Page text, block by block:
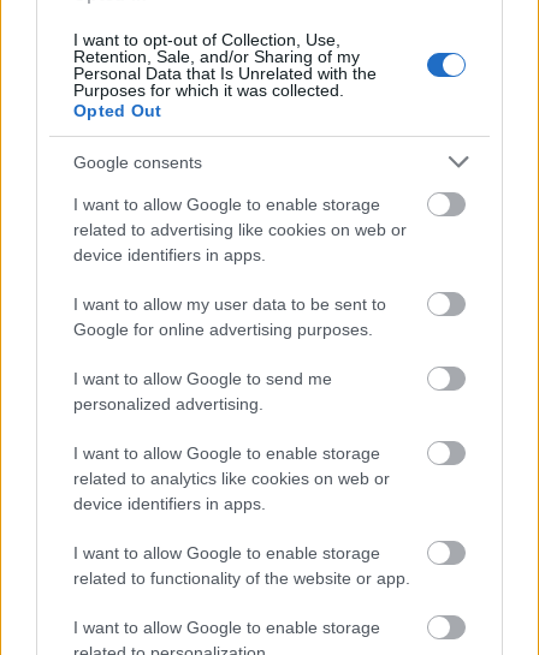
I want to opt-out of Collection, Use,
Retention, Sale, and/or Sharing of my
Personal Data that Is Unrelated with the
Purposes for which it was collected.
Opted Out
Google consents
I want to allow Google to enable storage
related to advertising like cookies on web or
device identifiers in apps.
I want to allow my user data to be sent to
Google for online advertising purposes.
I want to allow Google to send me
personalized advertising.
I want to allow Google to enable storage
related to analytics like cookies on web or
device identifiers in apps.
I want to allow Google to enable storage
related to functionality of the website or app.
I want to allow Google to enable storage
MEST LÄSTA
Resul
50 km
herra
11.0
2 Harsa
Ski
on
slog
d
RUNT
01.0
3 DM
för
kland
och
nglan
d,
hamn
SVERIGE
RUNT
10
4 Komp
kalen
der
vän
12 RUNT
FLER ARTIKLAR